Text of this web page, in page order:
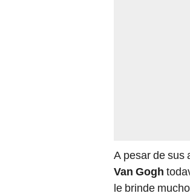
A pesar de sus
Van Gogh
le brinde